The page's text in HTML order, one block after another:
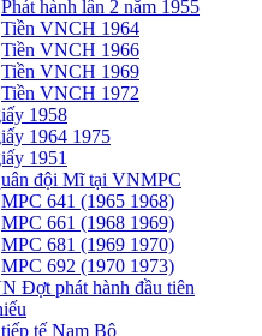
Phát hành lần 2 năm 1955
Tiền VNCH 1964
Tiền VNCH 1966
Tiền VNCH 1969
Tiền VNCH 1972
1958
1964 1975
1951
đội Mĩ tại VNMPC
MPC 641 (1965 1968)
MPC 661 (1968 1969)
MPC 681 (1969 1970)
MPC 692 (1970 1973)
Đợt phát hành đầu tiên
tế Nam Bộ